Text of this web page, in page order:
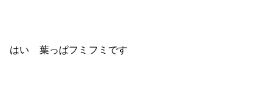
はい 葉っぱフミフミです